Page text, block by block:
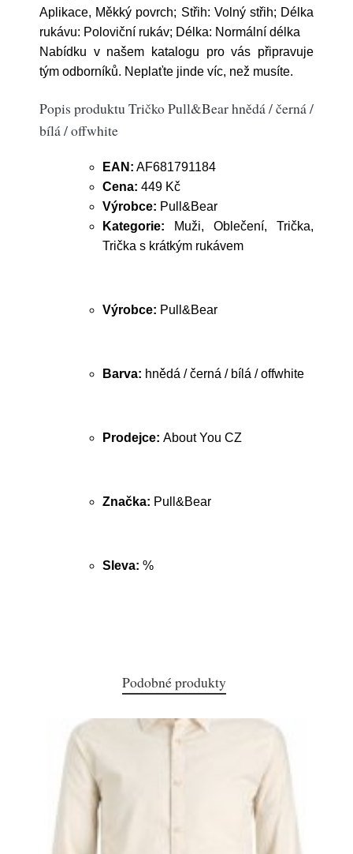
Aplikace, Měkký povrch; Střih: Volný střih; Délka
rukávu: Poloviční rukáv; Délka: Normální délka
Nabídku v našem katalogu pro vás připravuje
tým odborníků. Neplaťte jinde víc, než musíte.
Popis produktu Tričko Pull&Bear hnědá / černá /
bílá / offwhite
EAN: AF681791184
Cena: 449 Kč
Výrobce: Pull&Bear
Kategorie: Muži, Oblečení, Trička,
Trička s krátkým rukávem
Výrobce: Pull&Bear
Barva: hnědá / černá / bílá / offwhite
Prodejce: About You CZ
Značka: Pull&Bear
Sleva: %
Podobné produkty